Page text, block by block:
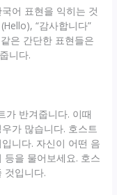
어 표현을 익히는 것
“감사합니다”
은 간단한 표현들은
니다.
가 반겨줍니다. 이때
가 많습니다. 호스트
니다. 자신이 어떤 음
을 물어보세요. 호스
것입니다.